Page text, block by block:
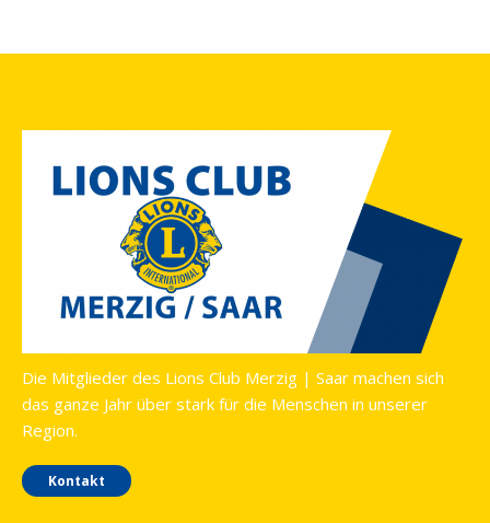
Die Mitglieder des Lions Club Merzig | Saar machen sich
das ganze Jahr über stark für die Menschen in unserer
Region.
Kontakt